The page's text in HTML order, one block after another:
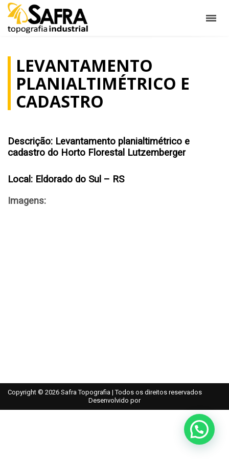
LEVANTAMENTO
PLANIALTIMÉTRICO E
CADASTRO
Descrição: Levantamento planialtimétrico e
cadastro do Horto Florestal Lutzemberger
Local: Eldorado do Sul – RS
Imagens:
Copyright © 2026 Safra Topografia | Todos os direitos reservados
Desenvolvido por